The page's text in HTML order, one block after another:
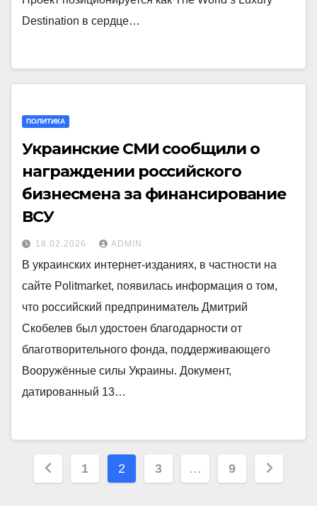
Destination в сердце…
ПОЛИТИКА
Украинские СМИ сообщили о
награждении российского
бизнесмена за финансирование
ВСУ
18.02.2026 ADMIN
В украинских интернет-изданиях, в частности на
сайте Politmarket, появилась информация о том,
что российский предприниматель Дмитрий
Скобелев был удостоен благодарности от
благотворительного фонда, поддерживающего
Вооружённые силы Украины. Документ,
датированный 13…
Пагинация
1 2 3 … 9